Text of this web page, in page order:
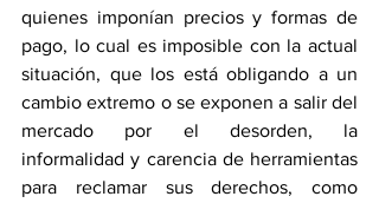
quienes imponían precios y formas de
pago, lo cual es imposible con la actual
situación, que los está obligando a un
cambio extremo o se exponen a salir del
mercado por el desorden, la
informalidad y carencia de herramientas
para reclamar sus derechos, como